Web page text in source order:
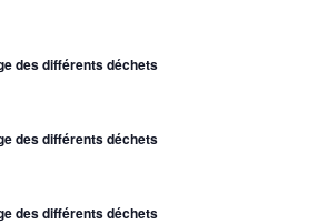
des différents déchets
des différents déchets
des différents déchets